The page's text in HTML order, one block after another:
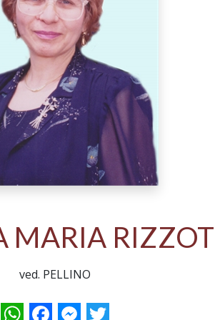
MARIA
ved. PELLINO
WhatsAppFacebookMessenger
Twitter